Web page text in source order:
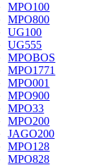
MPO100
MPO800
UG100
UG555
MPOBOS
MPO1771
MPO001
MPO900
MPO33
MPO200
JAGO200
MPO128
MPO828